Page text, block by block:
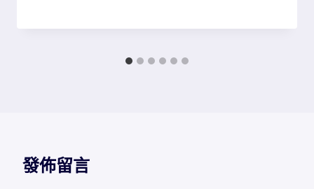
發佈留言